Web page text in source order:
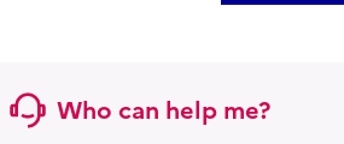
Who can help me?